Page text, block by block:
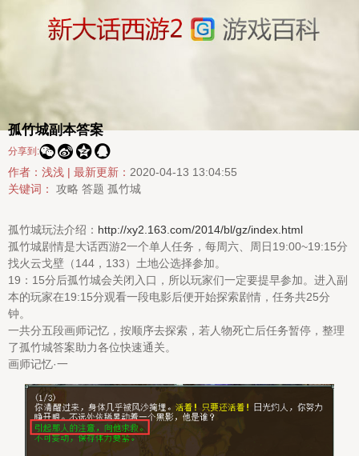
孤竹城副本答案
分享到: 
作者：浅浅 | 最新更新： 2020-04-13 13:04:55
关键词： 攻略 答题 孤竹城
孤竹城玩法介绍： http://xy2.163.com/2014/bl/gz/index.html
孤竹城剧情是大话西游2一个单人任务，每周六、周日19:00~19:15分
找火云戈壁（144，133）土地公选择参加。
19：15分后孤竹城会关闭入口，所以玩家们一定要提早参加。进入副
本的玩家在19:15分观看一段电影后便开始探索剧情，任务共25分
钟。
一共分五段画师记忆，按顺序去探索，若人物死亡后任务暂停，整理
了孤竹城答案助力各位快速通关。
画师记忆·一